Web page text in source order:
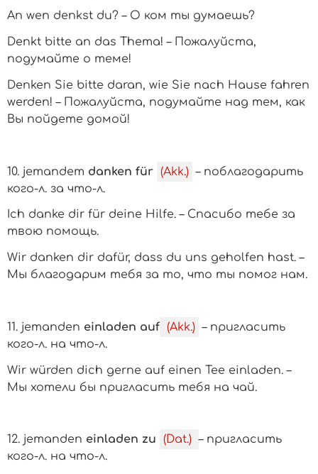
An wen denkst du? – О ком ты думаешь?
Denkt bitte an das Thema! – Пожалуйста,
подумайте о теме!
Denken Sie bitte daran, wie Sie nach Hause fahren
werden! – Пожалуйста, подумайте над тем, как
Вы пойдете домой!
10. jemandem danken für (Akk.) – поблагодарить
кого-л. за что-л.
Ich danke dir für deine Hilfe. – Спасибо тебе за
твою помощь.
Wir danken dir dafür, dass du uns geholfen hast. –
Мы благодарим тебя за то, что ты помог нам.
11. jemanden einladen auf (Akk.) – пригласить
кого-л. на что-л.
Wir würden dich gerne auf einen Tee einladen. –
Мы хотели бы пригласить тебя на чай.
12. jemanden einladen zu (Dat.) – пригласить
кого-л. на что-л.